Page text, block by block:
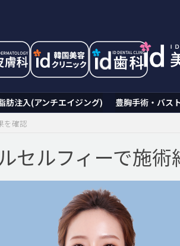
肪注入(アンチエイジング) 豊胸手術・バス
を確認
セルフィーで施